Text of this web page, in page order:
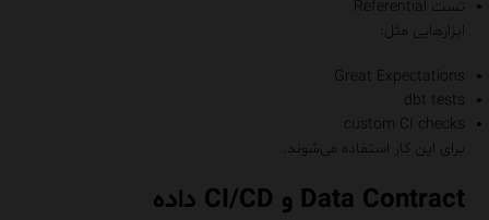
تست Referential
ابزارهایی مثل:
Great Expectations
dbt tests
custom CI checks
برای این کار استفاده می‌شوند.
Data Contract و CI/CD داده